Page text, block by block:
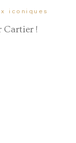
iconiques
Cartier !